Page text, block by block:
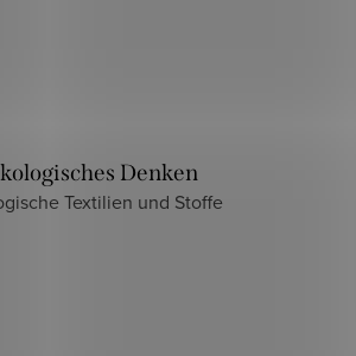
Denken
Textilien und Stoffe